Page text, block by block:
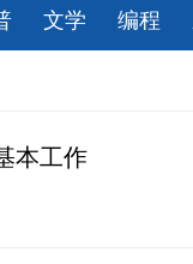
文学 编程
本工作